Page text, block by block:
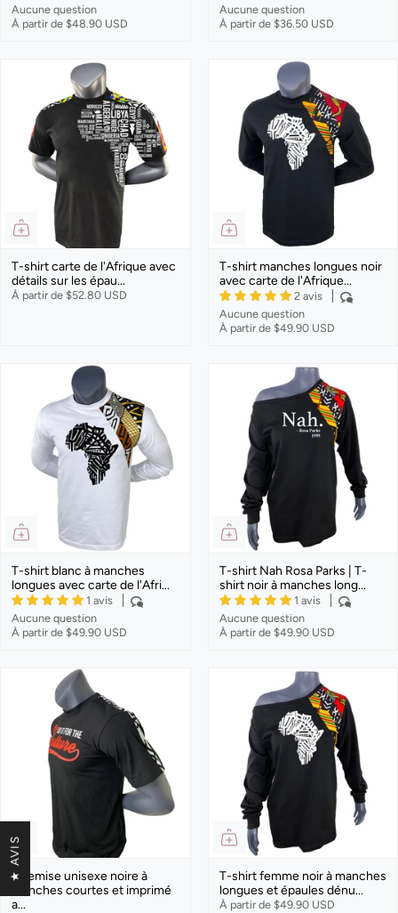
Aucune question
À partir de $48.90 USD
Aucune question
À partir de$36.50 USD
T-shirt carte de l'Afrique avec
détails sur les épau...
À partir de $52.80 USD
T-shirt manches longues noir
avec carte de l'Afrique...
2 avis
Aucune question
À partir de$49.90 USD
T-shirt blanc à manches
longues avec carte de l'Afri...
1 avis
Aucune question
À partir de $49.90 USD
T-shirt Nah Rosa Parks | T-
shirt noir à manches long...
1 avis
Aucune question
À partir de$49.90 USD
Chemise unisexe noire à
manches courtes et imprimé
a...
T-shirt femme noir à manches
longues et épaules dénu...
À partir de$49.90 USD
★ AVIS